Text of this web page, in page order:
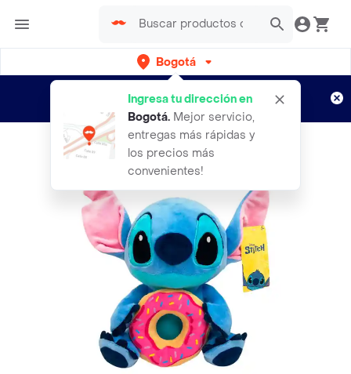
Bogotá
Ingresa tu dirección en
Bogotá. Mejor servicio,
entregas más rápidas y
los precios más
convenientes!
envíos gratis por semanas
Aplican TyC